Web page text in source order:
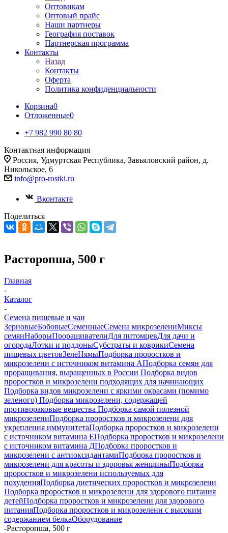
Оптовикам
Оптовый прайс
Наши партнеры
География поставок
Партнерская программа
Контакты
Назад
Контакты
Оферта
Политика конфиденциальности
Корзина0
Отложенные0
+7 982 990 80 80
Контактная информация
Россия, Удмуртская Республика, Завьяловский район, д.
Никольское, 6
info@pro-rostki.ru
Вконтакте
Поделиться
Расторопша, 500 г
Главная
-
Каталог
-
Семена пищевые и чаи
ЗерновыеБобовыеСеменныеСемена микрозелениМиксы
семянНаборыПроращивателиДля питомцевДля дачи и
огородаЛотки и поддоныСубстраты и коврикиСемена
пищевых цветовЗелеНямыПодборка проростков и
микрозелени с источником витамина АПодборка семян для
проращивания, выращенных в России Подборка видов
проростков и микрозелени подходящих для начинающих
Подборка видов микрозелени с яркими окрасами (помимо
зеленого) Подборка микрозелени, содержащей
противораковые вещества Подборка самой полезной
микрозелениПодборка проростков и микрозелени для
укрепления иммунитетаПодборка проростков и микрозелени
с источником витамина ЕПодборка проростков и микрозелени
с источником витамина ДПодборка проростков и
микрозелени с антиоксидантамиПодборка проростков и
микрозелени для красоты и здоровья женщиныПодборка
проростков и микрозелени используемых для
похуденияПодборка диетических проростков и микрозелени
Подборка проростков и микрозелени для здорового питания
детейПодборка проростков и микрозелени для здорового
питанияПодборка проростков и микрозелени с высоким
содержанием белкаОборудование
-Расторопша, 500 г